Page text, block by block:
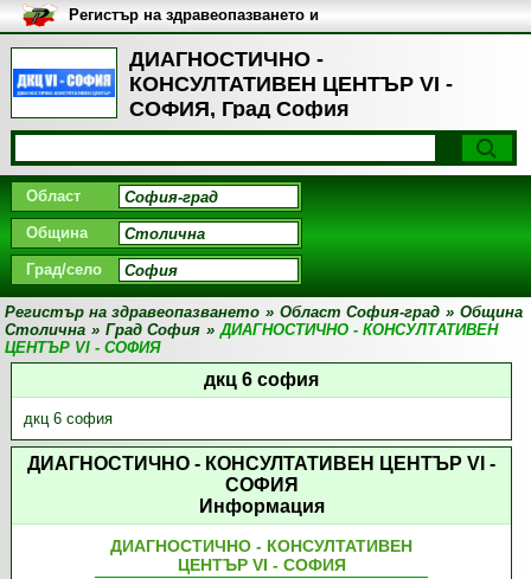
ДИАГНОСТИЧНО -
КОНСУЛТАТИВЕН ЦЕНТЪР VI -
СОФИЯ, Град София
Регистър на здравеопазването и
медицинските заведения в
България
Област
Община
Град/село
Регистър на здравеопазването » Област София-град » Община
Столична » Град София » ДИАГНОСТИЧНО - КОНСУЛТАТИВЕН
ЦЕНТЪР VI - СОФИЯ
дкц 6 софия
дкц 6 софия
ДИАГНОСТИЧНО - КОНСУЛТАТИВЕН ЦЕНТЪР VI -
СОФИЯ
Информация
ДИАГНОСТИЧНО - КОНСУЛТАТИВЕН
ЦЕНТЪР VI - СОФИЯ